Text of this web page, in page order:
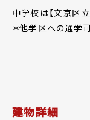
中学校は【文京区
＊他学区への通学
建物詳細